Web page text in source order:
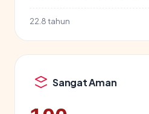
22.8 tahun
Sangat Aman